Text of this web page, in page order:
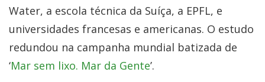
Water, a escola técnica da Suíça, a EPFL, e
universidades francesas e americanas. O estudo
redundou na campanha mundial batizada de
‘Mar sem lixo. Mar da Gente’.